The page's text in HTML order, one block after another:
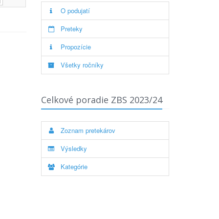
O podujatí
Preteky
Propozície
Všetky ročníky
Celkové poradie ZBS 2023/24
Zoznam pretekárov
Výsledky
Kategórie